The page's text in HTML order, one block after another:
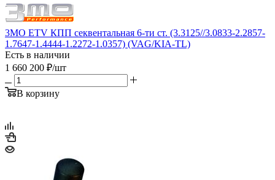
3MO ETV КПП секвентальная 6-ти ст. (3.3125//3.0833-2.2857-
1.7647-1.4444-1.2272-1.0357) (VAG/KIA-TL)
Есть в наличии
1 660 200 ₽/шт
В корзину